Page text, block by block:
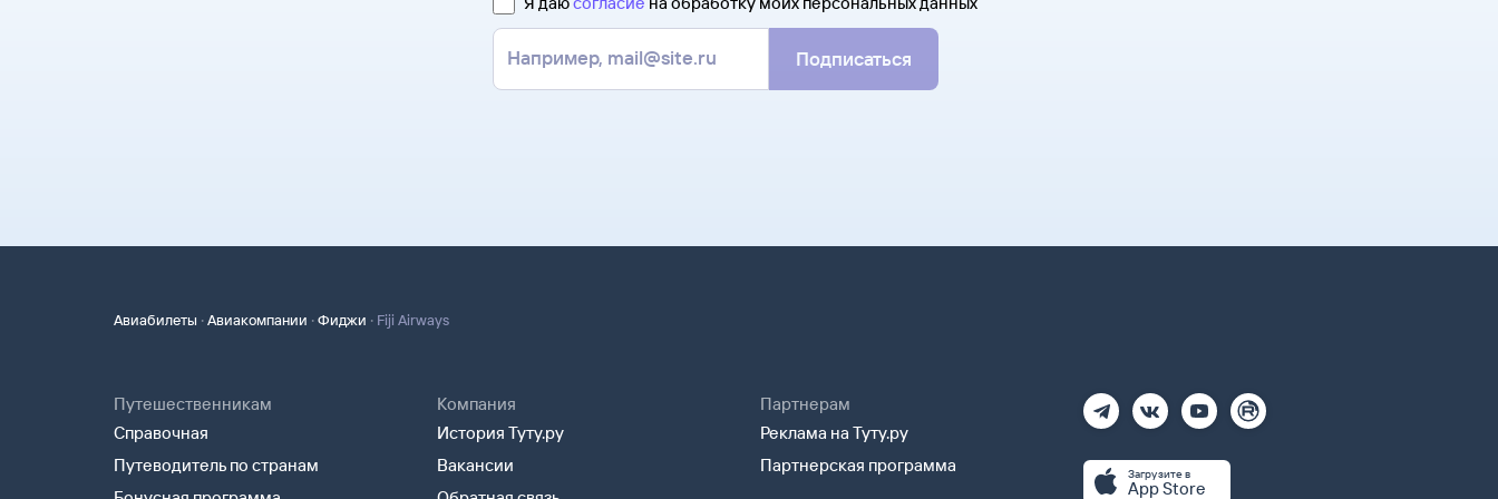
Подписаться
Авиабилеты ·Авиакомпании ·Фиджи · Fiji Airways
Путешественникам
Справочная
Путеводитель по странам
Компания
История Туту.ру
Вакансии
Партнерам
Реклама на Туту.ру
Партнерская программа
Загрузите в
App Store